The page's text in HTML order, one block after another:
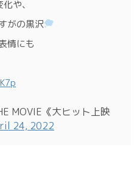
や、
がの黒沢
情にも
MOVIE《大ヒット上映
24, 2022